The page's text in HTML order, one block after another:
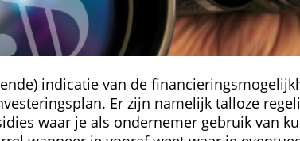
indicatie van de
Er zijn namelijk talloze
waar je als ondernemer gebruik van